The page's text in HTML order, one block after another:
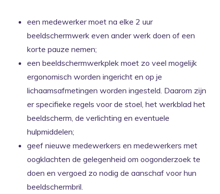
een medewerker moet na elke 2 uur
beeldschermwerk even ander werk doen of een
korte pauze nemen;
een beeldschermwerkplek moet zo veel mogelijk
ergonomisch worden ingericht en op je
lichaamsafmetingen worden ingesteld. Daarom zijn
er specifieke regels voor de stoel, het werkblad het
beeldscherm, de verlichting en eventuele
hulpmiddelen;
geef nieuwe medewerkers en medewerkers met
oogklachten de gelegenheid om oogonderzoek te
doen en vergoed zo nodig de aanschaf voor hun
beeldschermbril.